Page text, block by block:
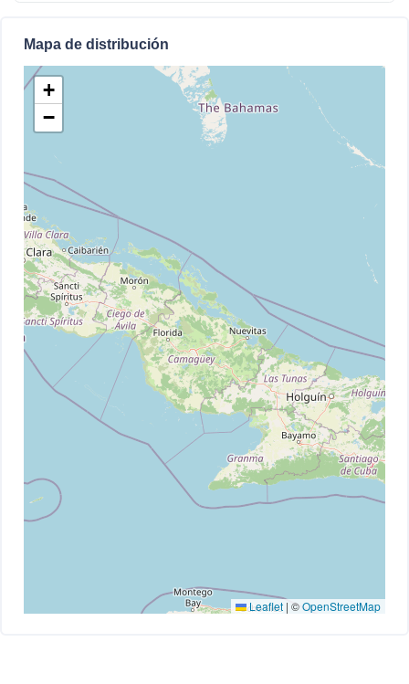
Mapa de distribución
+
−
Leaflet | ©OpenStreetMap